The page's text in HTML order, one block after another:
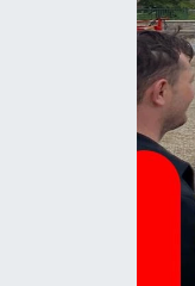
11:11 MANŞET